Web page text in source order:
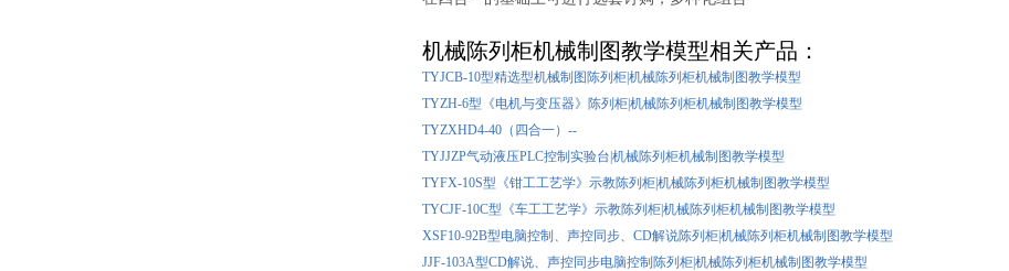
机械陈列柜机械制图教学模型相关产品：
TYJCB-10型精选型机械制图陈列柜|机械陈列柜机械制图教学模型
TYZH-6型《电机与变压器》陈列柜|机械陈列柜机械制图教学模型
TYZXHD4-40（四合一）--
TYJJZP气动液压PLC控制实验台|机械陈列柜机械制图教学模型
TYFX-10S型《钳工工艺学》示教陈列柜|机械陈列柜机械制图教学模型
TYCJF-10C型《车工工艺学》示教陈列柜|机械陈列柜机械制图教学模型
XSF10-92B型电脑控制、声控同步、CD解说陈列柜|机械陈列柜机械制图教学模型
JJF-103A型CD解说、声控同步电脑控制陈列柜|机械陈列柜机械制图教学模型